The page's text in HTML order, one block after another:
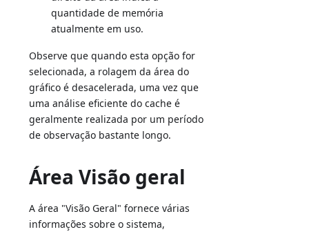
quantidade de memória
atualmente em uso.
Observe que quando esta opção for
selecionada, a rolagem da área do
gráfico é desacelerada, uma vez que
uma análise eficiente do cache é
geralmente realizada por um período
de observação bastante longo.
Área Visão geral
A área "Visão Geral" fornece várias
informações sobre o sistema,